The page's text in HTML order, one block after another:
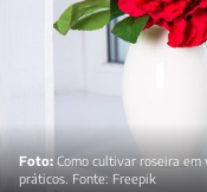
Foto: Como cultivar roseira em
práticos. Fonte: Freepik